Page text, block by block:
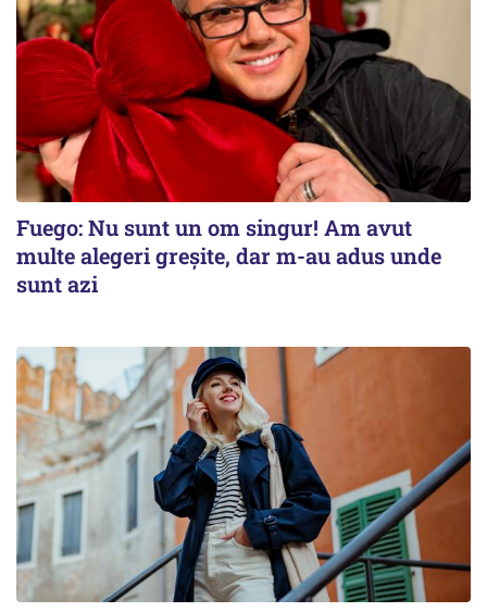
Fuego: Nu sunt un om singur! Am avut
multe alegeri greșite, dar m-au adus unde
sunt azi